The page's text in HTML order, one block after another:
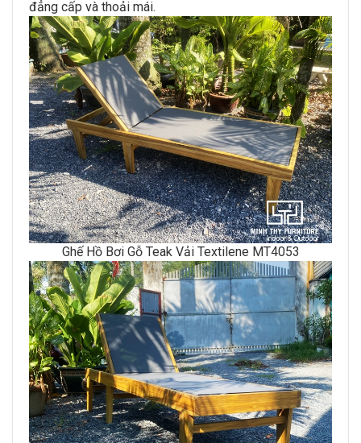
đẳng cấp và thoải mái.
Ghế Hồ Bơi Gỗ Teak Vải Textilene MT4053